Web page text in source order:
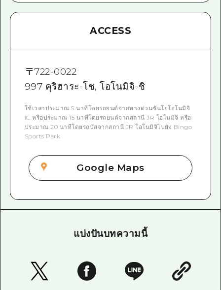
ACCESS
〒722-0022
997 คุริฮาระ-โช, โอโนมิจิ-ชิ
ใช้เวลาประมาณ 5 นาทีโดยรถยนต์จากทางด่วนซันโยโอโนมิจิ
IC หรือประมาณ 15 นาทีโดยรถยนต์จากสถานี JR โอโนมิจิ หรือ
ประมาณ 20 นาทีโดยรถบัสจากสถานี JR โอโนมิจิไปยัง Bingo
Sports Park
Google Maps
แบ่งปันบทความนี้